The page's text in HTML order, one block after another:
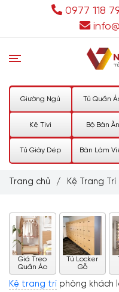
0977 118
Giường Ngủ Tủ Quần
Kệ Tivi Bộ Bàn Ăn
Tủ Giày Dép Bàn Làm
Trang chủ / Kệ Trang Trí
Giá Treo
Quần Áo
Tủ Locker
Gỗ
Kệ trang trí phòng khách